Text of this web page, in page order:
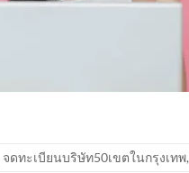
จดทะเบียนบริษัท50เขตในกรุงเทพ,